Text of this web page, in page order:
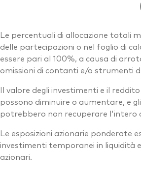
Le percentuali di allocazione totali
delle partecipazioni o nel foglio di
essere pari al 100%, a causa di
omissioni di contanti e/o strumenti
Il valore degli investimenti e il
possono diminuire o aumentare, e
potrebbero non recuperare l'intero
Le esposizioni azionarie ponderate
investimenti temporanei in liquidità
azionari.